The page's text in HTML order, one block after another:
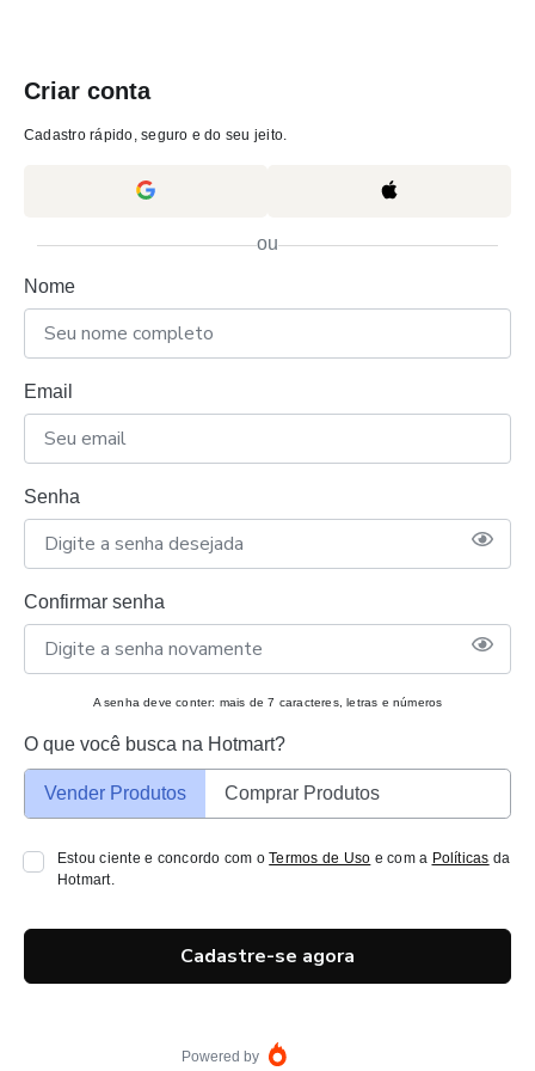
Criar conta
Cadastro rápido, seguro e do seu jeito.
ou
Nome
Email
Senha
Confirmar senha
A senha deve conter: mais de 7 caracteres, letras e números
O que você busca na Hotmart?
Vender Produtos Comprar Produtos
Estou ciente e concordo com oTermos de Uso e com a Políticas da
Hotmart.
Cadastre-se agora
Powered by